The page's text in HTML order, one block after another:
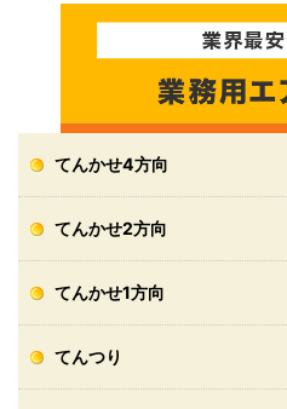
てんかせ4方向
てんかせ2方向
てんかせ1方向
てんつり